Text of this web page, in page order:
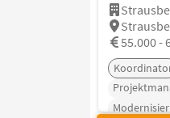
55.000 -